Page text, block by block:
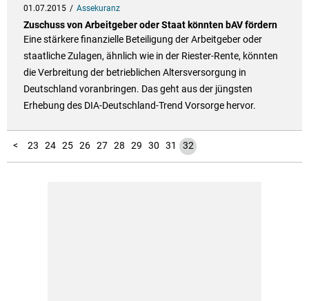
01.07.2015 Assekuranz
Zuschuss von Arbeitgeber oder Staat könnten bAV fördern
Eine stärkere finanzielle Beteiligung der Arbeitgeber oder
staatliche Zulagen, ähnlich wie in der Riester-Rente, könnten
die Verbreitung der betrieblichen Altersversorgung in
Deutschland voranbringen. Das geht aus der jüngsten
Erhebung des DIA-Deutschland-Trend Vorsorge hervor.
<
1
2
3
4
5
6
7
8
9
10
11
12
13
14
15
16
17
18
19
20
21
22 23 24 25 26 27 28 29 30 31 32